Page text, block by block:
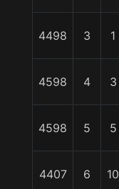
4498 3 1
4598 4 3
4598 5 5
4407 6 10